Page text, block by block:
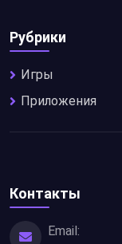
Рубрики
Игры
Приложения
Контакты
Email: